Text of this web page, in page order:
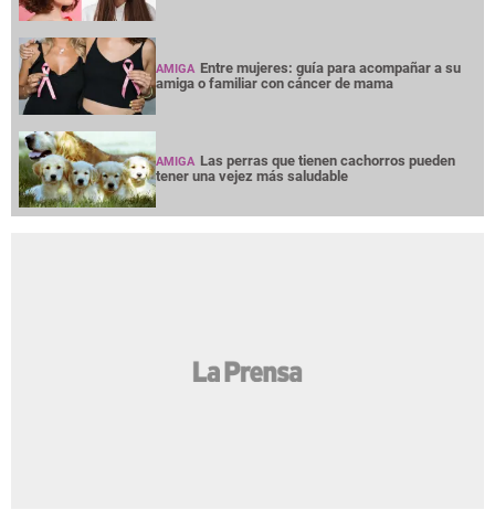
AMIGA Entre mujeres: guía para acompañar a su
amiga o familiar con cáncer de mama
AMIGA Las perras que tienen cachorros pueden
tener una vejez más saludable